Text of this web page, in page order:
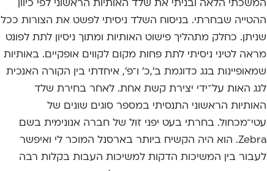
המשכתי הלאה ובניתי את שלד האותיות הראשוני לפי כיוון
ההטייה שבחרתי. בניסוח השלד ניסיתי לפשט את הצורות ככל
שניתן. כחלק מתהליך פישוט האותיות ומתוך ניסיון לתת לפונט
מראה לטיני ניסיתי לתת פחות מקום לקווים אופקיים. באותיות
שמאופיינות בגג כדוגמת ב׳,כ׳ ו־פ׳, איחדתי בין הקורה האנכית
לגג האות על־ידי יצירת קשת אחת. לאחר בחירת שלד
האותיות הראשוני התנסיתי במספר סוגים שונים של
עטי־מכחול. בחרתי בעט יפני זול של חברה אנונימית בשם
Zebra. הוא היה הקשיח ביותר בארסנל המוכר לי ואיפשר
לעבור בין המשיכות הדקות למשיכות העבות בקלות רבה